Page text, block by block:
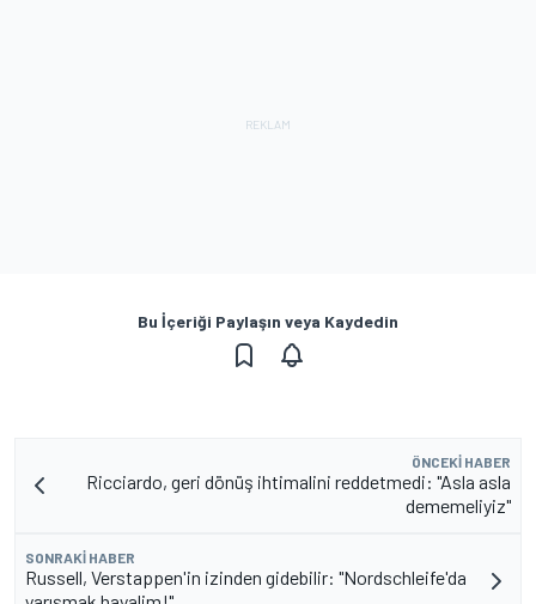
Bu İçeriği Paylaşın veya Kaydedin
ÖNCEKI HABER
Ricciardo, geri dönüş ihtimalini reddetmedi: "Asla asla
dememeliyiz"
SONRAKI HABER
Russell, Verstappen'in izinden gidebilir: "Nordschleife'da